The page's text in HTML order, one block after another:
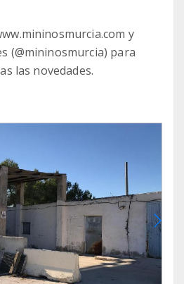
y
(@mininosmurcia) para
las novedades.